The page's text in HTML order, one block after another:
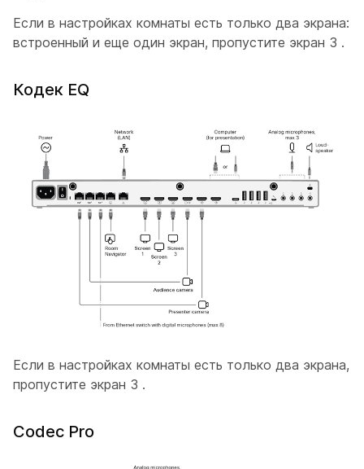
Если в настройках комнаты есть только два экрана:
встроенный и еще один экран, пропустите экран 3 .
Кодек EQ
Если в настройках комнаты есть только два экрана,
пропустите экран 3 .
Codec Pro